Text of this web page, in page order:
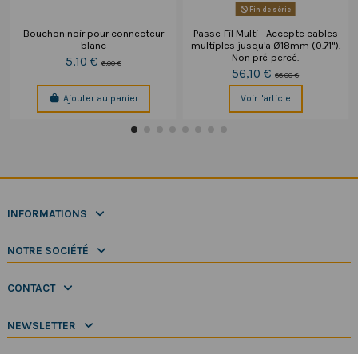
Bouchon noir pour connecteur
blanc
5,10 €6,00 €
Ajouter au panier
Fin de série
Passe-Fil Multi - Accepte cables
multiples jusqu'a Ø18mm (0.71").
Non pré-percé.
56,10 €66,00 €
Voir l'article
INFORMATIONS
NOTRE SOCIÉTÉ
CONTACT
NEWSLETTER